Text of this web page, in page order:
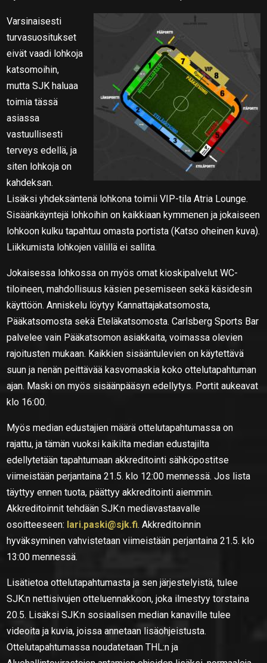
Varsinaisesti
turvasuositukset
eivät vaadi lohkoja
katsomoihin,
mutta SJK haluaa
toimia tässä
asiassa
vastuullisesti
terveys edellä, ja
siten lohkoja on
kahdeksan.
Lisäksi yhdeksäntenä lohkona toimii VIP-tila Atria Lounge.
Sisäänkäyntejä lohkoihin on kaikkiaan kymmenen ja jokaiseen
lohkoon kulku tapahtuu omasta portista (Katso oheinen kuva).
Liikkumista lohkojen välillä ei sallita.
Jokaisessa lohkossa on myös omat kioskipalvelut WC-
tiloineen, mahdollisuus käsien pesemiseen sekä käsidesin
käyttöön. Anniskelu löytyy Kannattajakatsomosta,
Pääkatsomosta sekä Eteläkatsomosta. Carlsberg Sports Bar
palvelee vain Pääkatsomon asiakkaita, voimassa olevien
rajoitusten mukaan. Kaikkien sisääntulevien on käytettävä
suun ja nenän peittävää kasvomaskia koko ottelutapahtuman
ajan. Maski on myös sisäänpääsyn edellytys. Portit aukeavat
klo 16:00.
Myös median edustajien määrä ottelutapahtumassa on
rajattu, ja tämän vuoksi kaikilta median edustajilta
edellytetään tapahtumaan akkreditointi sähköpostitse
viimeistään perjantaina 21.5. klo 12:00 mennessä. Jos lista
täyttyy ennen tuota, päättyy akkreditointi aiemmin.
Akkreditoinnit tehdään SJK:n mediavastaavalle
osoitteeseen: lari.paski@sjk.fi. Akkreditoinnin
hyväksyminen vahvistetaan viimeistään perjantaina 21.5. klo
13:00 mennessä.
Lisätietoa ottelutapahtumasta ja sen järjestelyistä, tulee
SJK:n nettisivujen otteluennakkoon, joka ilmestyy torstaina
20.5. Lisäksi SJK:n sosiaalisen median kanaville tulee
videoita ja kuvia, joissa annetaan lisäohjeistusta.
Ottelutapahtumassa noudatetaan THL:n ja